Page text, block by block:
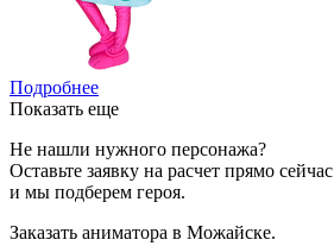
Подробнее
Показать еще
Не нашли нужного персонажа?
Оставьте заявку на расчет прямо сейчас
и мы подберем героя.
Заказать аниматора в Можайске.